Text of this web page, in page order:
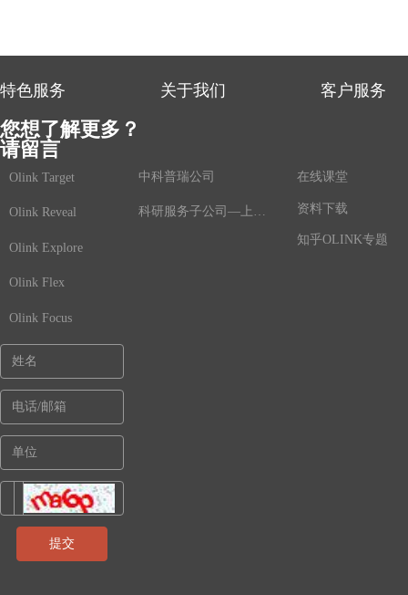
特色服务 关于我们 客户服务
提交
您想了解更多？
请留言
Olink Target
Olink Reveal
Olink Explore
Olink Flex
Olink Focus
中科普瑞公司 在线课堂
资料下载
知乎OLINK专题